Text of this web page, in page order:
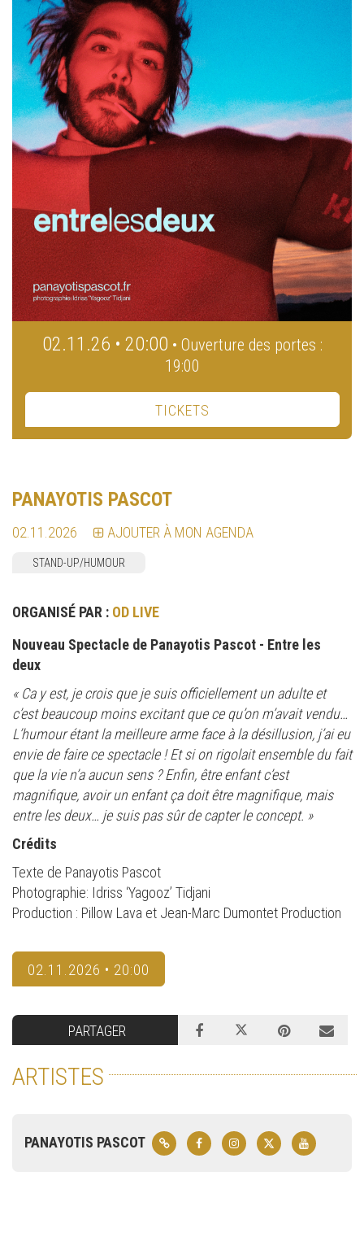
02.11.26 • 20:00 • Ouverture des portes :
19:00
TICKETS
PANAYOTIS PASCOT
02.11.2026 AJOUTER À MON AGENDA
STAND-UP/HUMOUR
ORGANISÉ PAR : OD LIVE
Nouveau Spectacle de Panayotis Pascot - Entre les
deux
« Ca y est, je crois que je suis officiellement un adulte et
c’est beaucoup moins excitant que ce qu’on m’avait vendu…
L’humour étant la meilleure arme face à la désillusion, j’ai eu
envie de faire ce spectacle ! Et si on rigolait ensemble du fait
que la vie n’a aucun sens ? Enfin, être enfant c’est
magnifique, avoir un enfant ça doit être magnifique, mais
entre les deux… je suis pas sûr de capter le concept. »
Crédits
Texte de Panayotis Pascot
Photographie: Idriss ‘Yagooz’ Tidjani
Production : Pillow Lava et Jean-Marc Dumontet Production
02.11.2026 • 20:00
PARTAGER
ARTISTES
PANAYOTIS PASCOT